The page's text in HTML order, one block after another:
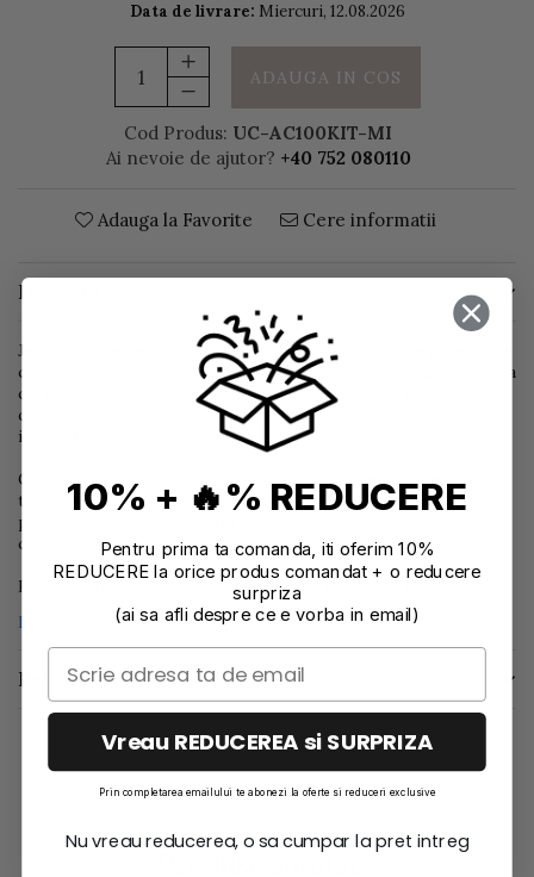
Data de livrare: Miercuri, 12.08.2026
ADAUGA IN COS
Cod Produs: UC-AC100KIT-MI
Ai nevoie de ajutor? +40 752 080110
Adauga la Favorite Cere informatii
Descriere
Jesmonitul este o rășină acrilică non-toxică cu care puteți face
cele mai frumoase creații decorative. Acest kit include tot ceea
ce aveți nevoie pentru a face obiecte decorative pentru
craciun, inclusiv pudra metalica , matrițe de silicon și
instrucțiuni pas cu pas pentru a vă ghida prin fiecare etapă.
CandleRoxx este o alternativă simplă și fără murdărie la ceara
tradițională pentru lumânări. Doar toarn-o într-un recipient,
pune un fitil și aprinde pentru a aduce o atmosferă
confortabilă.
Effrene este unicul distribuitor oficial in Romania.
Informatii conformitate produs
Review-uri(0)
Produse similare
10% + 🔥% REDUCERE
Pentru prima ta comanda, iti oferim 10%
REDUCERE la orice produs comandat + o reducere
surpriza
(ai sa afli despre ce e vorba in email)
Vreau REDUCEREA si SURPRIZA
Prin completarea emailului te abonezi la oferte si reduceri exclusive
Nu vreau reducerea, o sa cumpar la pret intreg